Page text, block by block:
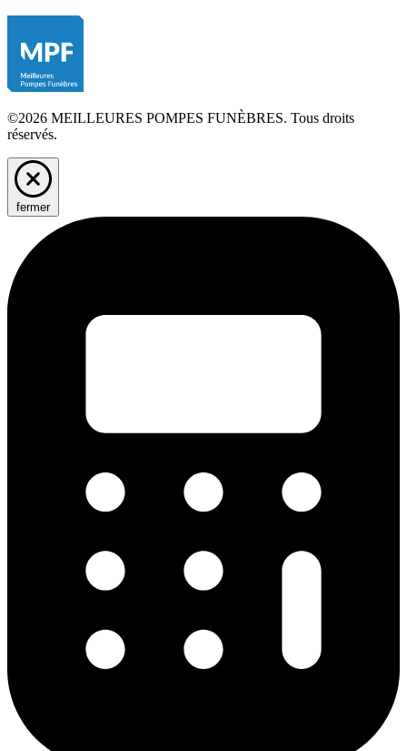
©2026 MEILLEURES POMPES FUNÈBRES. Tous droits
réservés.
fermer